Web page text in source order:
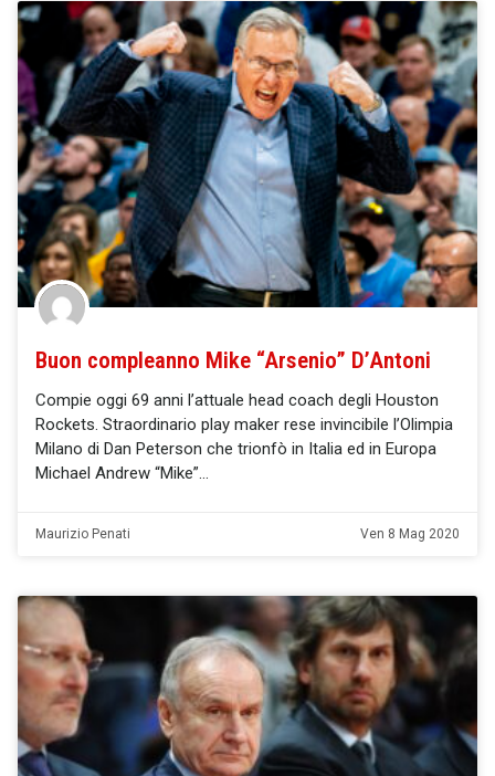
Buon compleanno Mike “Arsenio” D’Antoni
Compie oggi 69 anni l’attuale head coach degli Houston
Rockets. Straordinario play maker rese invincibile l’Olimpia
Milano di Dan Peterson che trionfò in Italia ed in Europa
Michael Andrew “Mike”
Maurizio Penati Ven 8 Mag 2020